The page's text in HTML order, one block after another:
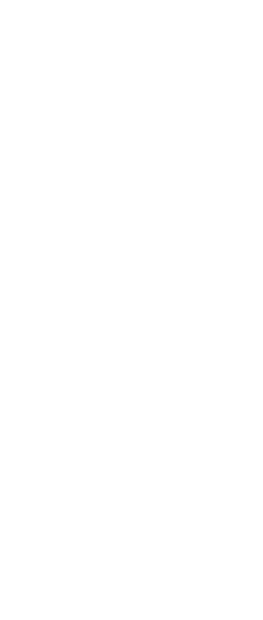
CALIFORNIA
4M
remorque,